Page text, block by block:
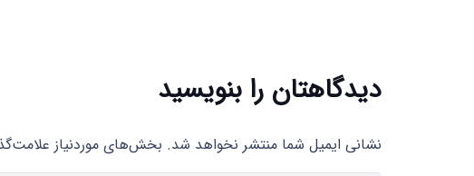
دیدگاهتان را بنویسید
نشانی ایمیل شما منتشر نخواهد شد. بخش‌های موردنیاز